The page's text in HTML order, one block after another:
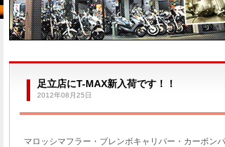
足立店にT-MAX新入荷です！！
2012年08月25日
マロッシマフラー・ブレンボキャリパー・カーボン
新車検索